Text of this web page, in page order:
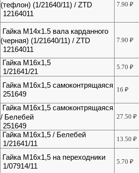
(тефлон) (1/21640/11) / ZTD
12164011
7.90₽
Гайка М14х1.5 вала карданного
(черная) (1/21640/11) / ZTD
12164011
7.90₽
Гайка М16х1,5
1/21641/21
5.70₽
Гайка М16х1,5 самоконтрящаяся
251649
16₽
Гайка М16х1,5 самоконтрящаяся
/ Белебей
251649
27.50₽
Гайка М16х1,5 / Белебей
1/21641/11
13.50₽
Гайка М16х1,5 на переходники
1/07914/11
5.70₽